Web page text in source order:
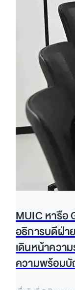
MUIC หารือ
อธิการบดีฝ่า
เดินหน้าควา
ความพร้อม